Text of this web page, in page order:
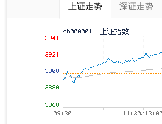
上证走势 深证走势